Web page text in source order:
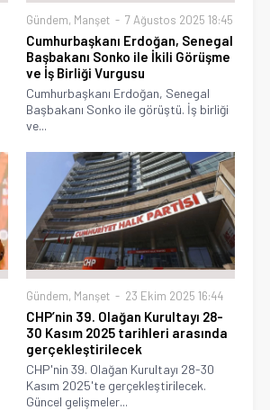
Gündem, Manşet 7 Ağustos 2025 18:45
Cumhurbaşkanı Erdoğan, Senegal
Başbakanı Sonko ile İkili Görüşme
ve İş Birliği Vurgusu
Cumhurbaşkanı Erdoğan, Senegal
Başbakanı Sonko ile görüştü. İş birliği
ve...
Gündem, Manşet 23 Ekim 2025 16:44
CHP’nin 39. Olağan Kurultayı 28-
30 Kasım 2025 tarihleri arasında
gerçekleştirilecek
CHP'nin 39. Olağan Kurultayı 28-30
Kasım 2025'te gerçekleştirilecek.
Güncel gelişmeler...